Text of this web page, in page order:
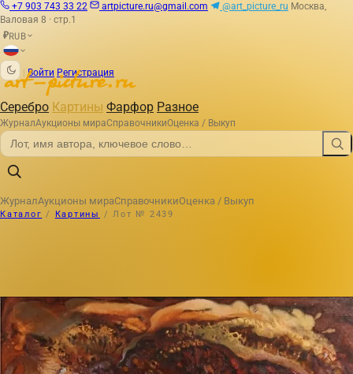
+7 903 743 33 22 artpicture.ru@gmail.com @art_picture_ru Москва,
Валовая 8 · стр.1
₽RUB
Войти Регистрация
Серебро Картины Фарфор Разное
ЖурналАукционы мираСправочникиОценка / Выкуп
ЖурналАукционы мираСправочникиОценка / Выкуп
Каталог / Картины / Лот № 2439